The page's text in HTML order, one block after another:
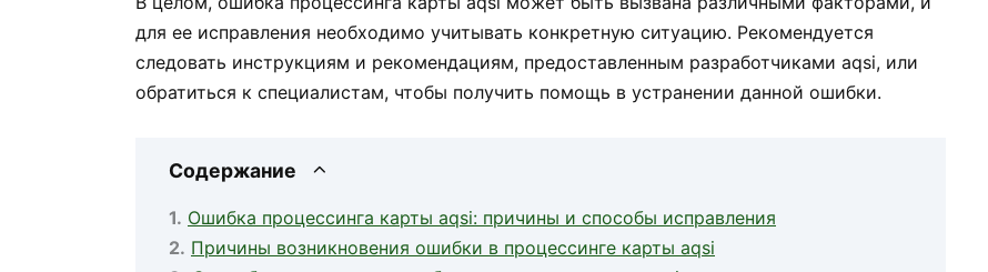
для ее исправления необходимо учитывать конкретную ситуацию. Рекомендуется
следовать инструкциям и рекомендациям, предоставленным разработчиками aqsi, или
обратиться к специалистам, чтобы получить помощь в устранении данной ошибки.
Содержание
Ошибка процессинга карты aqsi: причины и способы исправления
Причины возникновения ошибки в процессинге карты aqsi